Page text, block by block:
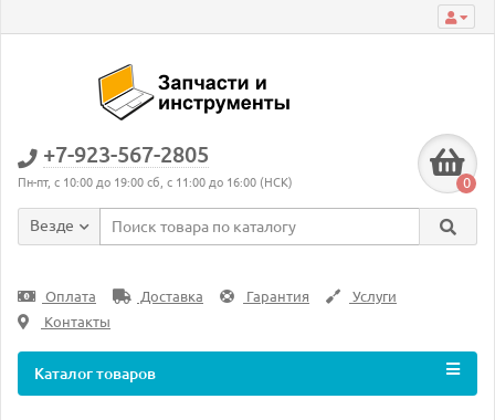
+7-923-567-2805
Пн-пт, с 10:00 до 19:00 сб, с 11:00 до 16:00 (НСК) 0
Везде
Оплата Доставка Гарантия
Услуги
Контакты
Каталог товаров